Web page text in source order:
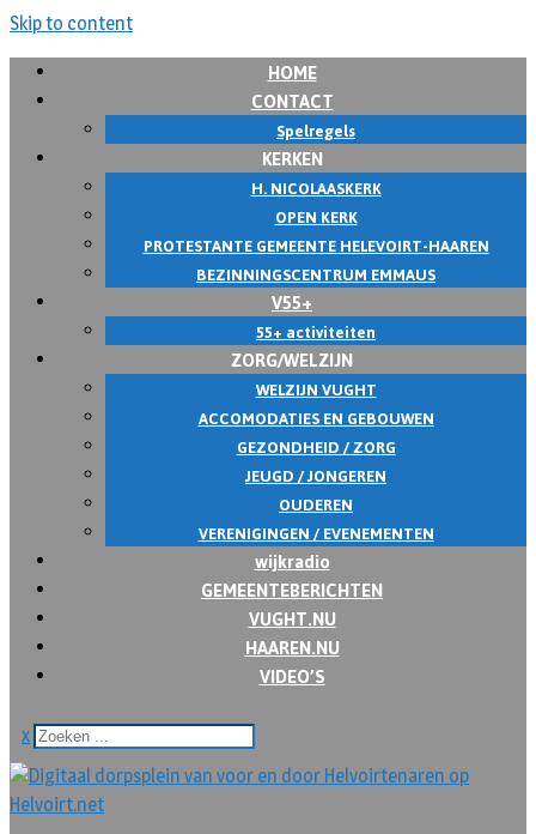
Skip to content
HOME
CONTACT
Spelregels
KERKEN
H. NICOLAASKERK
OPEN KERK
PROTESTANTE GEMEENTE HELEVOIRT-HAAREN
BEZINNINGSCENTRUM EMMAUS
V55+
55+ activiteiten
ZORG/WELZIJN
WELZIJN VUGHT
ACCOMODATIES EN GEBOUWEN
GEZONDHEID / ZORG
JEUGD / JONGEREN
OUDEREN
VERENIGINGEN / EVENEMENTEN
wijkradio
GEMEENTEBERICHTEN
VUGHT.NU
HAAREN.NU
VIDEO’S
x